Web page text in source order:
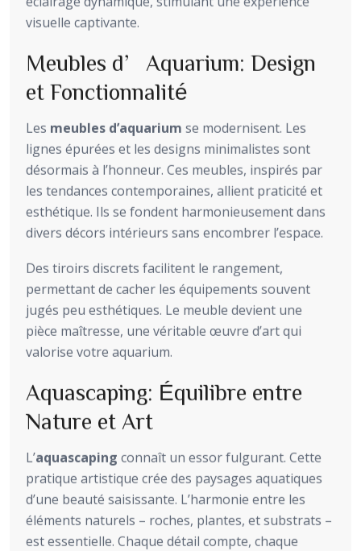
visuelle captivante.
Meubles d’Aquarium: Design
et Fonctionnalité
Les meubles d’aquarium se modernisent. Les
lignes épurées et les designs minimalistes sont
désormais à l’honneur. Ces meubles, inspirés par
les tendances contemporaines, allient praticité et
esthétique. Ils se fondent harmonieusement dans
divers décors intérieurs sans encombrer l’espace.
Des tiroirs discrets facilitent le rangement,
permettant de cacher les équipements souvent
jugés peu esthétiques. Le meuble devient une
pièce maîtresse, une véritable œuvre d’art qui
valorise votre aquarium.
Aquascaping: Équilibre entre
Nature et Art
L’aquascaping connaît un essor fulgurant. Cette
pratique artistique crée des paysages aquatiques
d’une beauté saisissante. L’harmonie entre les
éléments naturels – roches, plantes, et substrats –
est essentielle. Chaque détail compte, chaque